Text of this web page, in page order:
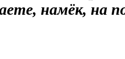
намёк, на